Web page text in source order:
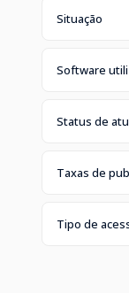
Situação
Software
Status de
Taxas de
Tipo de